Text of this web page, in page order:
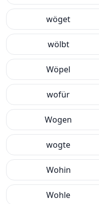
wöget
wölbt
Wöpel
wofür
Wogen
wogte
Wohin
Wohle